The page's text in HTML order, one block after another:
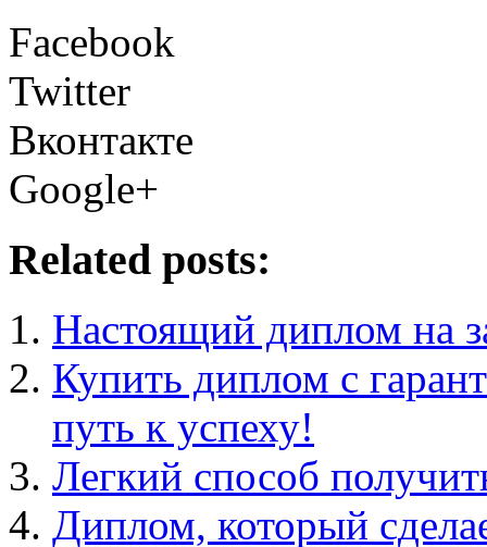
Facebook
Twitter
Вконтакте
Google+
Related posts:
Настоящий диплом на
Купить диплом с
путь к успеху!
Легкий способ
Диплом, который